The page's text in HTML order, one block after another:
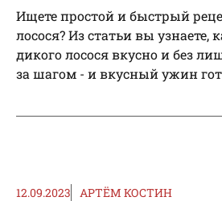
Ищете простой и быстрый
лосося? Из статьи вы узнаете,
дикого лосося вкусно и без
за шагом - и вкусный ужин
12.09.2023 АРТЁМ КОСТИН